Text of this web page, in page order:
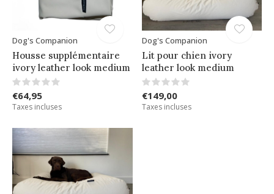
Dog's Companion
Housse supplémentaire
ivory leather look medium
€64,95
Taxes incluses
Dog's Companion
Lit pour chien ivory
leather look medium
€149,00
Taxes incluses